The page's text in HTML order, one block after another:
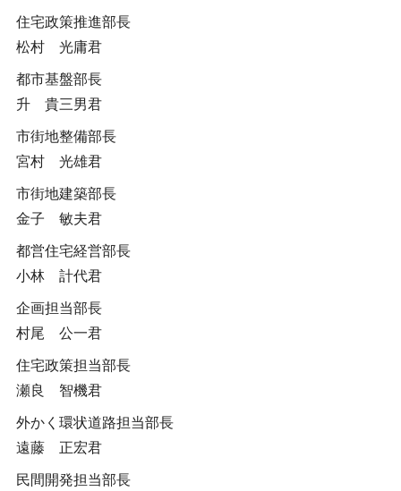
住宅政策推進部長
松村 光庸君
都市基盤部長
升 貴三男君
市街地整備部長
宮村 光雄君
市街地建築部長
金子 敏夫君
都営住宅経営部長
小林 計代君
企画担当部長
村尾 公一君
住宅政策担当部長
瀬良 智機君
外かく環状道路担当部長
遠藤 正宏君
民間開発担当部長